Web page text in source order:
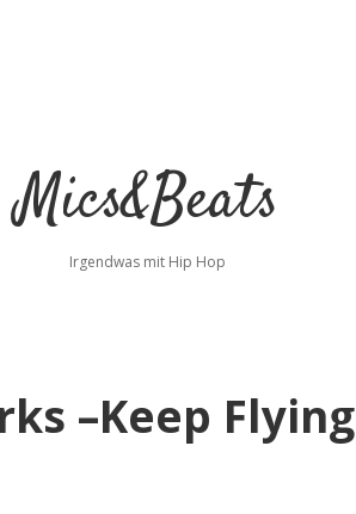
Mics&Beats
Irgendwas mit Hip Hop
–Keep Flying